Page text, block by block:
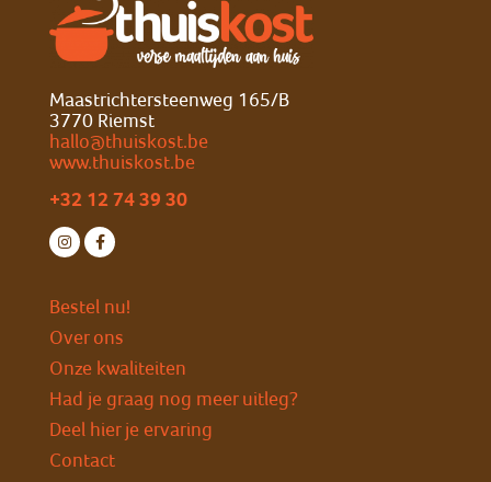
Maastrichtersteenweg 165/B
3770 Riemst
hallo@thuiskost.be
www.thuiskost.be
+32 12 74 39 30
Bestel nu!
Over ons
Onze kwaliteiten
Had je graag nog meer uitleg?
Deel hier je ervaring
Contact